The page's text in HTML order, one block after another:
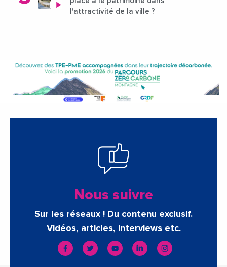
l'attractivité de la ville ?
Nous suivre
Sur les réseaux ! Du contenu exclusif.
Vidéos, articles, interviews etc.